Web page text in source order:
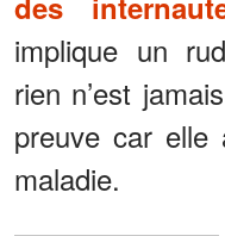
implique un
rien n’est
preuve car
maladie.